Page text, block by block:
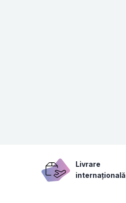
Livrare
internațională